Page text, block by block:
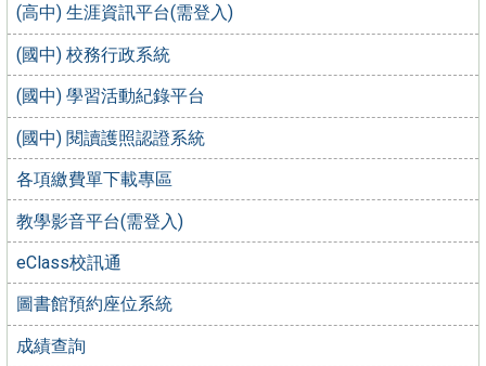
(高中) 生涯資訊平台(需登入)
(國中) 校務行政系統
(國中) 學習活動紀錄平台
(國中) 閱讀護照認證系統
各項繳費單下載專區
教學影音平台(需登入)
eClass校訊通
圖書館預約座位系統
成績查詢